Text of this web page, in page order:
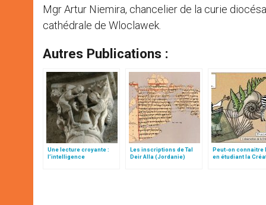
Mgr Artur Niemira, chancelier de la curie
cathédrale de Wloclawek.
Autres Publications :
Une lecture croyante :
l’intelligence
Les inscriptions de Tal
Deir Alla (Jordanie)
Peut-on connaitre
en étudiant la